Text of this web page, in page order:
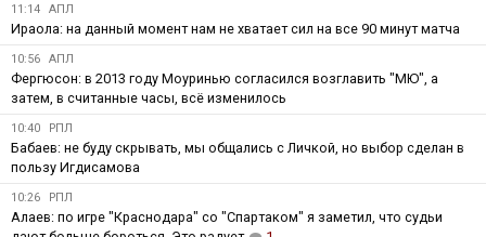
11:14 АПЛ
Ираола: на данный момент нам не хватает сил на все 90 минут матча
10:56 АПЛ
Фергюсон: в 2013 году Моуринью согласился возглавить "МЮ", а
затем, в считанные часы, всё изменилось
10:40 РПЛ
Бабаев: не буду скрывать, мы общались с Личкой, но выбор сделан в
пользу Игдисамова
10:26 РПЛ
Алаев: по игре "Краснодара" со "Спартаком" я заметил, что судьи